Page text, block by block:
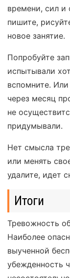
времени, сил и
пишите,
новое занятие.
Попробуйте
испытывали
вспомните.
через месяц
не
придумывали.
Нет смысла
или менять
удалите, идет
Итоги
Тревожность
Наиболее
выученной
убежденность